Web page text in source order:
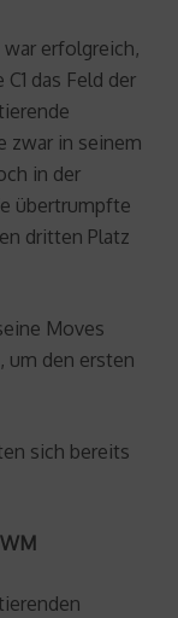
war erfolgreich,
das Feld der
zwar in seinem
in der
übertrumpfte
dritten Platz
Moves
um den ersten
sich bereits